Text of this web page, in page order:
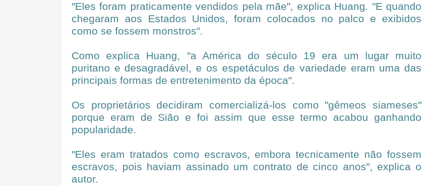
"Eles foram praticamente vendidos pela mãe", explica Huang. "E quando
chegaram aos Estados Unidos, foram colocados no palco e exibidos
como se fossem monstros".
Como explica Huang, "a América do século 19 era um lugar muito
puritano e desagradável, e os espetáculos de variedade eram uma das
principais formas de entretenimento da época".
Os proprietários decidiram comercializá-los como "gêmeos siameses"
porque eram de Sião e foi assim que esse termo acabou ganhando
popularidade.
"Eles eram tratados como escravos, embora tecnicamente não fossem
escravos, pois haviam assinado um contrato de cinco anos", explica o
autor.